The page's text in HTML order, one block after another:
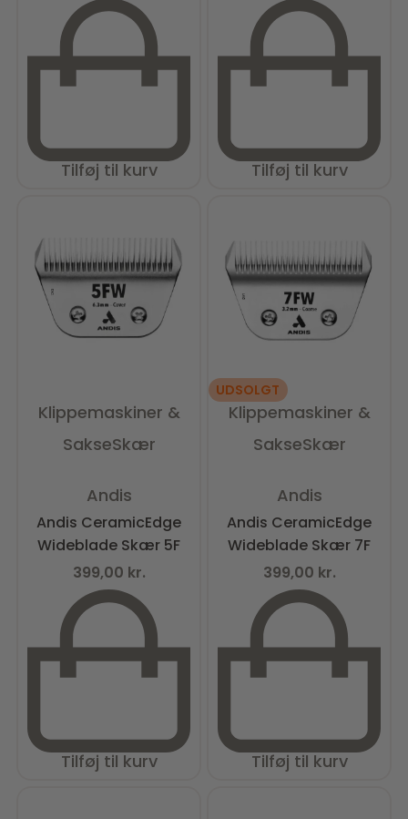
Tilføj til kurv Tilføj til kurv
Klippemaskiner &
SakseSkær
Andis
Andis CeramicEdge
Wideblade Skær 5F
399,00 kr.
Tilføj til kurv
UDSOLGT
Klippemaskiner &
SakseSkær
Andis
Andis CeramicEdge
Wideblade Skær 7F
399,00 kr.
Tilføj til kurv